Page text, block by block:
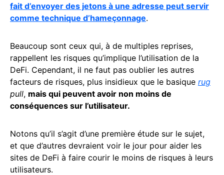
fait d’envoyer des jetons à une adresse peut servir
comme technique d’hameçonnage.
Beaucoup sont ceux qui, à de multiples reprises,
rappellent les risques qu’implique l’utilisation de la
DeFi. Cependant, il ne faut pas oublier les autres
facteurs de risques, plus insidieux que le basique rug
pull, mais qui peuvent avoir non moins de
conséquences sur l’utilisateur.
Notons qu’il s’agit d’une première étude sur le sujet,
et que d’autres devraient voir le jour pour aider les
sites de DeFi à faire courir le moins de risques à leurs
utilisateurs.